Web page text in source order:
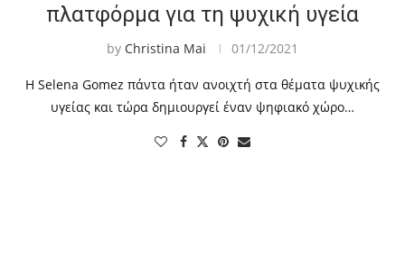
πλατφόρμα για τη ψυχική υγεία
by Christina Mai 01/12/2021
Η Selena Gomez πάντα ήταν ανοιχτή στα θέματα ψυχικής
υγείας και τώρα δημιουργεί έναν ψηφιακό χώρο…